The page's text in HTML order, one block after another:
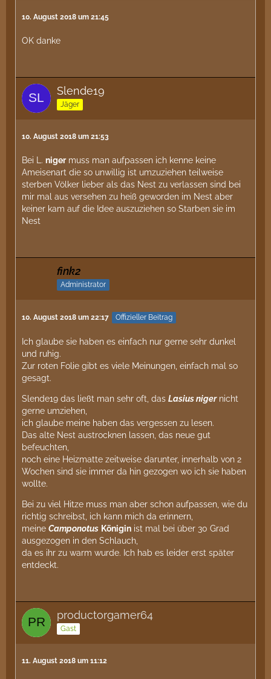
10. August 2018 um 21:45
OK danke
Slende19
Jäger
10. August 2018 um 21:53
Bei L. nigermuss man aufpassen ich kenne keine
Ameisenart die so unwillig ist umzuziehen teilweise
sterben Völker lieber als das Nest zu verlassen sind bei
mir mal aus versehen zu heiß geworden im Nest aber
keiner kam auf die Idee auszuziehen so Starben sie im
Nest
fink2
Administrator
10. August 2018 um 22:17 Offizieller Beitrag
Ich glaube sie haben es einfach nur gerne sehr dunkel
und ruhig.
Zur roten Folie gibt es viele Meinungen, einfach mal so
gesagt.
Slende19 das ließt man sehr oft, das Lasius nigernicht
gerne umziehen,
ich glaube meine haben das vergessen zu lesen.
Das alte Nest austrocknen lassen, das neue gut
befeuchten,
noch eine Heizmatte zeitweise darunter, innerhalb von 2
Wochen sind sie immer da hin gezogen wo ich sie haben
wollte.
Bei zu viel Hitze muss man aber schon aufpassen, wie du
richtig schreibst, ich kann mich da erinnern,
meine Camponotus Königin ist mal bei über 30 Grad
ausgezogen in den Schlauch,
da es ihr zu warm wurde. Ich hab es leider erst später
entdeckt.
productorgamer64
Gast
11. August 2018 um 11:12